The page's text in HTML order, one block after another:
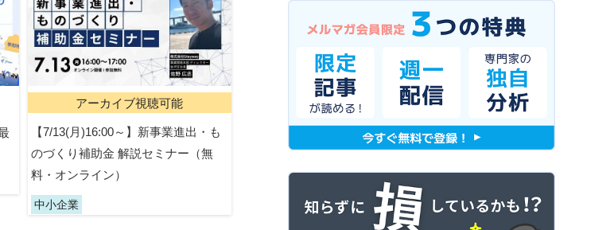
アーカイブ視聴可能
【7/13(月)16:00～】新事業進出・も
のづくり補助金 解説セミナー（無
料・オンライン）
中小企業